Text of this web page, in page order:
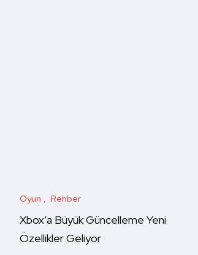
Oyun Rehber
Xbox’a Büyük Güncelleme Yeni
Özellikler Geliyor